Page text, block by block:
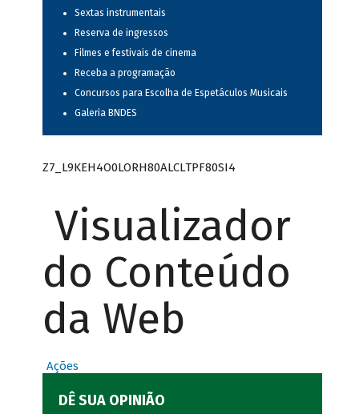
Sextas instrumentais
Reserva de ingressos
Filmes e festivais de cinema
Receba a programação
Concursos para Escolha de Espetáculos Musicais
Galeria BNDES
Z7_L9KEH4O0LORH80ALCLTPF80SI4
Visualizador
do Conteúdo
da Web
Ações
DÊ SUA OPINIÃO